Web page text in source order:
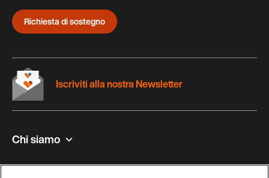
Richiesta di sostegno
Chi siamo
Iscriviti alla nostra Newsletter